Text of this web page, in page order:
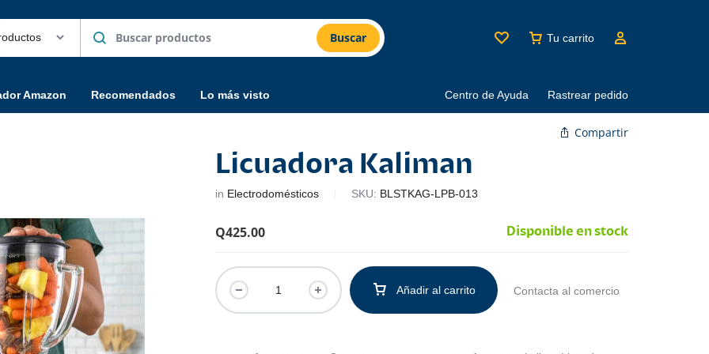
Buscar Tu carrito
Amazon Recomendados Lo más visto Centro de Ayuda Rastrear pedido
Compartir
Licuadora Kaliman
in Electrodomésticos SKU: BLSTKAG-LPB-013
Q425.00 Disponible en stock
Añadir al carrito Contacta al comercio